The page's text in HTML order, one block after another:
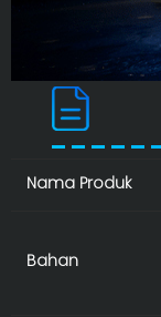
Nama Produk
Bahan